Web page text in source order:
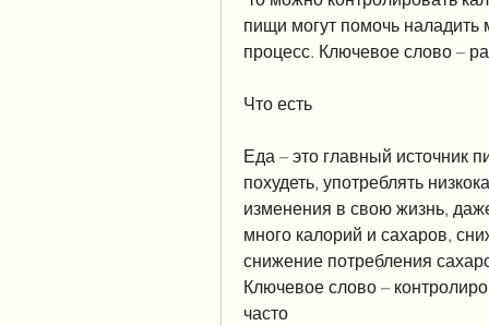
пищи могут помочь наладить
процесс. Ключевое слово –
Что есть
Еда – это главный источник
похудеть, употреблять
изменения в свою жизнь,
много калорий и сахаров,
снижение потребления
Ключевое слово –
часто